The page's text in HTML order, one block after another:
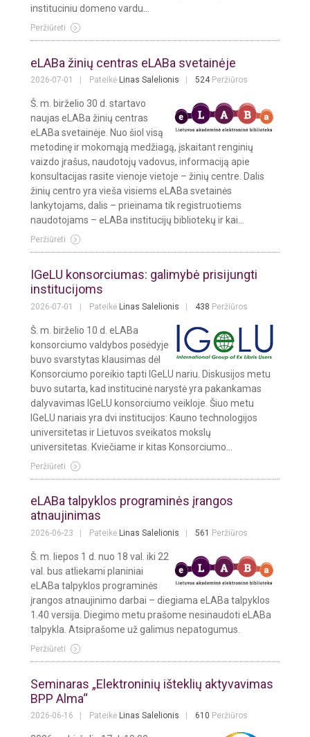
instituciniu domeno vardu...
Peržiūrėti
eLABa žinių centras eLABa svetainėje
2026-07-01 Pateikė Linas Salelionis 524Peržiūros
Š. m. birželio 30 d. startavo
naujas eLABa žinių centras
eLABa svetainėje. Nuo šiol visą
metodinę ir mokomąją medžiagą, įskaitant renginių
vaizdo įrašus, naudotojų vadovus, informaciją apie
konsultacijas rasite vienoje vietoje – žinių centre. Dalis
žinių centro yra vieša visiems eLABa svetainės
lankytojams, dalis – prieinama tik registruotiems
naudotojams – eLABa institucijų bibliotekų ir kai...
Peržiūrėti
IGeLU konsorciumas: galimybė prisijungti
institucijoms
2026-07-01 Pateikė Linas Salelionis 438 Peržiūros
Š. m. birželio 10 d. eLABa
konsorciumo valdybos posėdyje
buvo svarstytas klausimas dėl
Konsorciumo poreikio tapti IGeLU nariu. Diskusijos metu
buvo sutarta, kad institucinė narystė yra pakankamas
dalyvavimas IGeLU konsorciumo veikloje. Šiuo metu
IGeLU nariais yra dvi institucijos: Kauno technologijos
universitetas ir Lietuvos sveikatos mokslų
universitetas. Kviečiame ir kitas Konsorciumo...
Peržiūrėti
eLABa talpyklos programinės įrangos
atnaujinimas
2026-06-23 Pateikė Linas Salelionis 561 Peržiūros
Š. m. liepos 1 d. nuo 18 val. iki 22
val. bus atliekami planiniai
eLABa talpyklos programinės
įrangos atnaujinimo darbai – diegiama eLABa talpyklos
1.40 versija. Diegimo metu prašome nesinaudoti eLABa
talpykla. Atsiprašome už galimus nepatogumus.
Peržiūrėti
Seminaras „Elektroninių išteklių aktyvavimas
BPP Alma“
2026-06-16 Pateikė Linas Salelionis 610 Peržiūros